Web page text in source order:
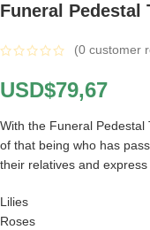
Funeral Pedestal
(0 customer
USD$79,67
With the Funeral
of that being who has
their relatives and
Lilies
Roses